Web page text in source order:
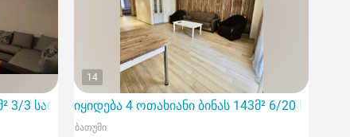
3/3 სართ
14
იყიდება 4 ოთახიანი ბინას 143მ² 6/20 სართ
ბათუმი